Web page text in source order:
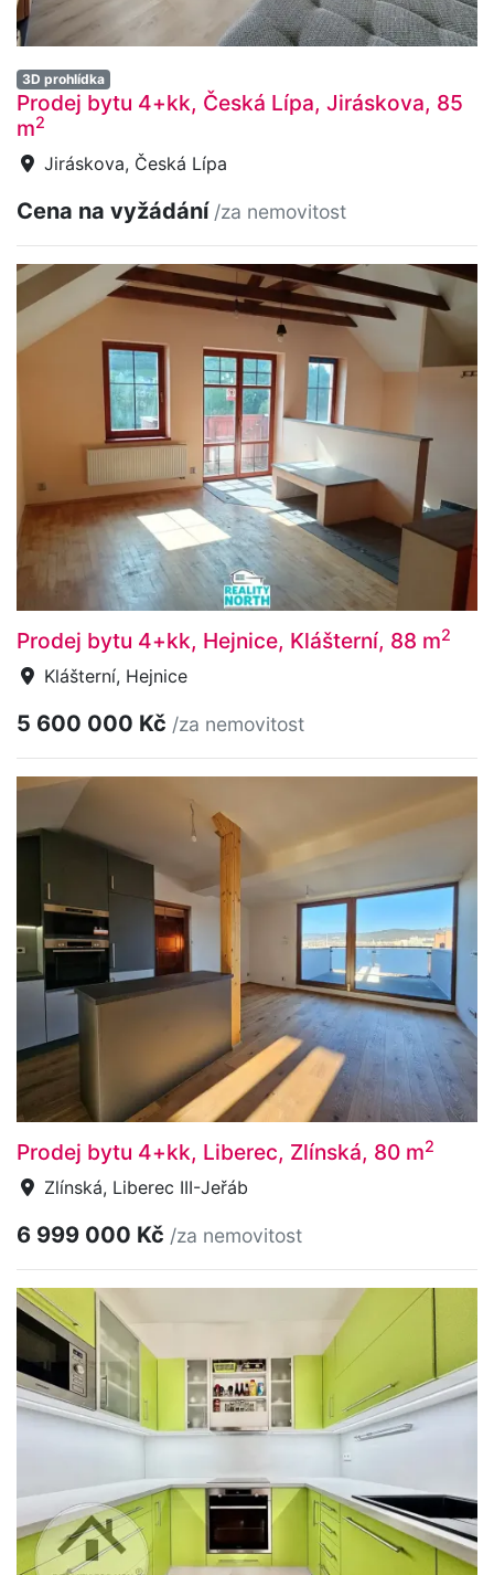
3D prohlídka
Prodej bytu 4+kk, Česká Lípa, Jiráskova, 85
m2
Jiráskova, Česká Lípa
Cena na vyžádání /za nemovitost
Prodej bytu 4+kk, Hejnice, Klášterní, 88 m2
Klášterní, Hejnice
5 600 000 Kč /za nemovitost
Prodej bytu 4+kk, Liberec, Zlínská, 80 m2
Zlínská, Liberec III-Jeřáb
6 999 000 Kč /za nemovitost